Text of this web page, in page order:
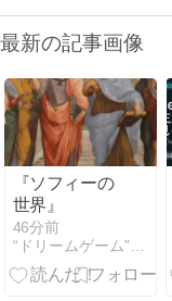
最新の記事画像
『ソフィーの
世界』
46分前
“ドリームゲーム”事業化パートナーを求む